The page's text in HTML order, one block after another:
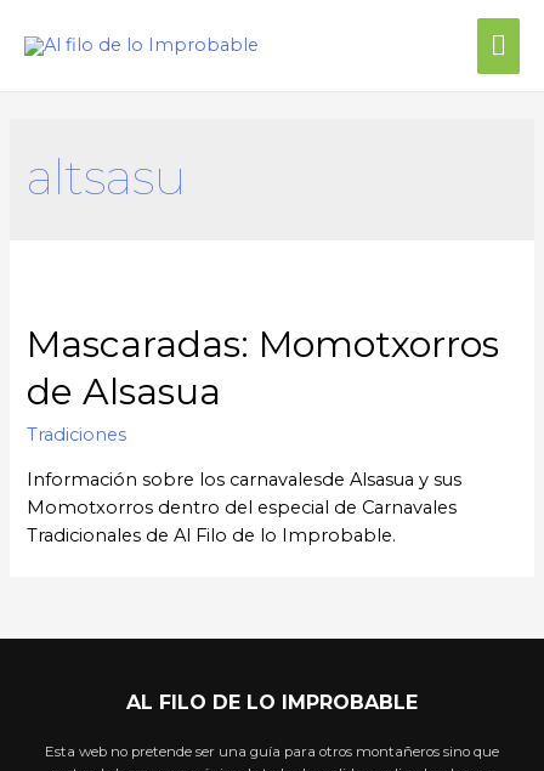
altsasu
Mascaradas: Momotxorros
de Alsasua
Tradiciones
Información sobre los carnavalesde Alsasua y sus
Momotxorros dentro del especial de Carnavales
Tradicionales de Al Filo de lo Improbable.
AL FILO DE LO IMPROBABLE
Esta web no pretende ser una guía para otros montañeros sino que